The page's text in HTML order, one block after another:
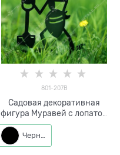
801-207B
Садовая декоративная
фигура Муравей с лопатой
металл h=26 см
Черный